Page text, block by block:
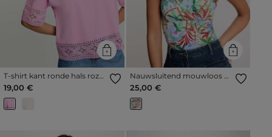
T-shirt kant ronde hals roze
vrouw
19,00 €
Nauwsluitend mouwloos T-
shirt meerkleurig vrouw
25,00 €